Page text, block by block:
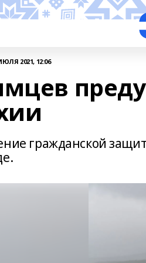
2021, 12:06
гражданской